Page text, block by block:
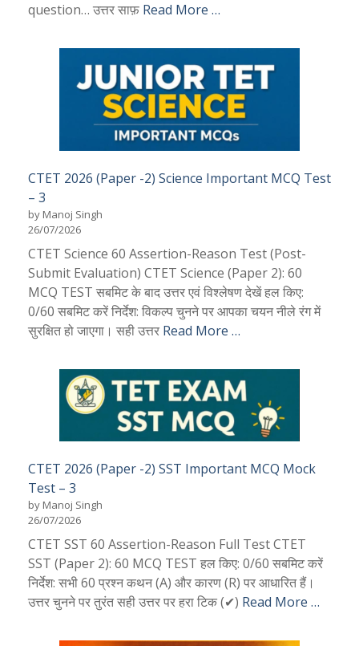
question… उत्तर साफ़ Read More …
CTET 2026 (Paper -2) Science Important MCQ Test
– 3
by Manoj Singh
26/07/2026
CTET Science 60 Assertion-Reason Test (Post-
Submit Evaluation) CTET Science (Paper 2): 60
MCQ TEST सबमिट के बाद उत्तर एवं विश्लेषण देखें हल किए:
0/60 सबमिट करें निर्देश: विकल्प चुनने पर आपका चयन नीले रंग में
सुरक्षित हो जाएगा। सही उत्तर Read More …
CTET 2026 (Paper -2) SST Important MCQ Mock
Test – 3
by Manoj Singh
26/07/2026
CTET SST 60 Assertion-Reason Full Test CTET
SST (Paper 2): 60 MCQ TEST हल किए: 0/60 सबमिट करें
निर्देश: सभी 60 प्रश्न कथन (A) और कारण (R) पर आधारित हैं।
उत्तर चुनने पर तुरंत सही उत्तर पर हरा टिक (✔) Read More …